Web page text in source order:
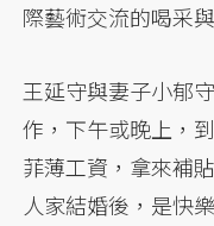
際藝術交流的喝采
王延守與妻子小郁
作，下午或晚上，
菲薄工資，拿來補
人家結婚後，是快